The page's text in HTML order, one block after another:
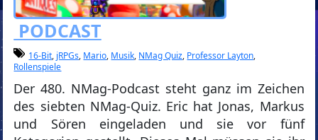
PODCAST
16-Bit, jRPGs, Mario, Musik, NMag Quiz, Professor Layton,
Rollenspiele
Der 480. NMag-Podcast steht ganz im Zeichen
des siebten NMag-Quiz. Eric hat Jonas, Markus
und Sören eingeladen und sie vor fünf